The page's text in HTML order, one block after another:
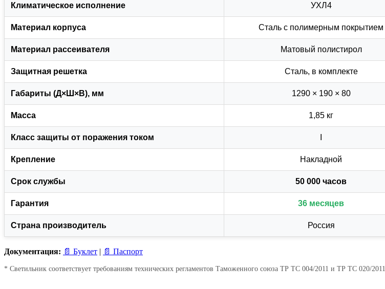
Климатическое исполнение УХЛ4
Материал корпуса Сталь с полимерным покрытием
Материал рассеивателя Матовый полистирол
Защитная решетка Сталь, в комплекте
Габариты (Д×Ш×В), мм 1290 × 190 × 80
Масса 1,85 кг
Класс защиты от поражения током
Крепление Накладной
Срок службы 50 000 часов
Гарантия 36 месяцев
Страна производитель Россия
Документация: 📄 Буклет | 📄 Паспорт
* Светильник соответствует требованиям технических регламентов Таможенного союза ТР ТС 004/2011 и ТР ТС 020/2011.